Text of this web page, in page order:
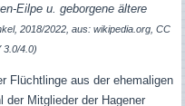
Eilpe u. geborgene ältere
2018/2022, aus: wikipedia.org, CC
3.0/4.0)
Flüchtlinge aus der ehemaligen
Mitglieder der Hagener